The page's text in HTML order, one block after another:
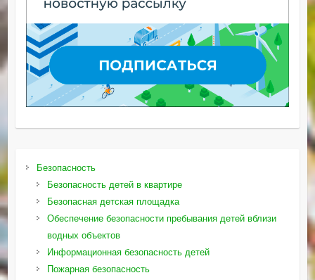
Безопасность
Безопасность детей в квартире
Безопасная детская площадка
Обеспечение безопасности пребывания детей вблизи
водных объектов
Информационная безопасность детей
Пожарная безопасность